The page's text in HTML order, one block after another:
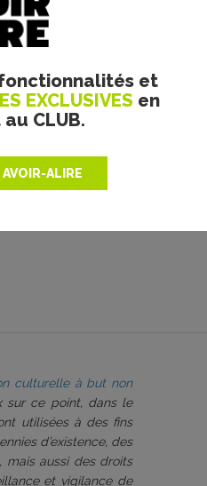
et
EXCLUSIVES en
CLUB.
ALIRE
qui vous a été fourni. Si vous n’êtes
culturelle à but non
sur ce point, dans le
utilisées à des fins
d’existence, des
mais aussi des droits
et vigilance de